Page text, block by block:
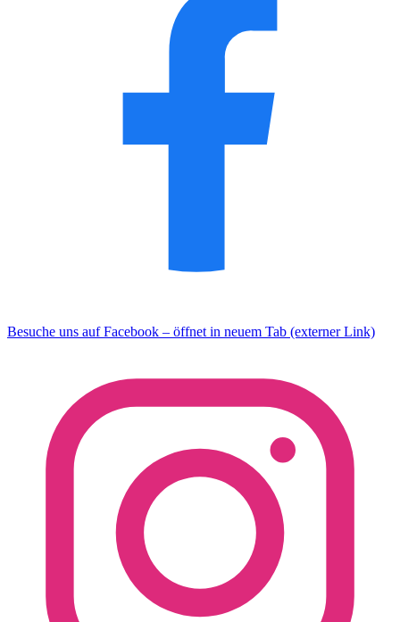
Besuche uns auf Facebook – öffnet in neuem Tab (externer Link)